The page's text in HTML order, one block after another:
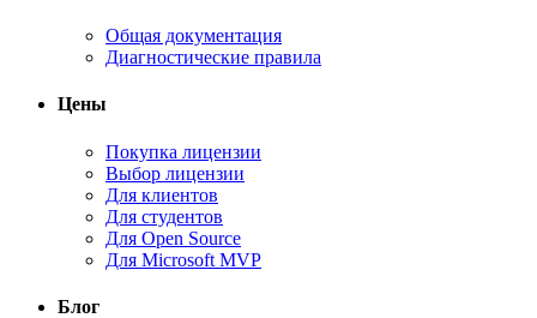
Общая документация
Диагностические правила
Цены
Покупка лицензии
Выбор лицензии
Для клиентов
Для студентов
Для Open Source
Для Microsoft MVP
Блог